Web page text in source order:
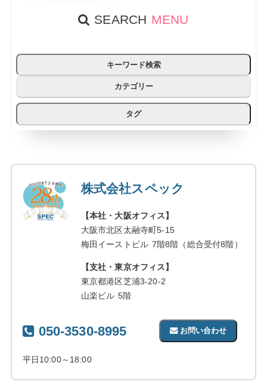
SEARCH MENU
キーワード検索
カテゴリー
タグ
株式会社スペック
【本社・大阪オフィス】
大阪市北区太融寺町5-15
梅田イーストビル 7階8階（総合受付8階）
【支社・東京オフィス】
東京都港区芝浦3-20-2
山楽ビル 5階
050-3530-8995
平日10:00～18:00
お問い合わせ